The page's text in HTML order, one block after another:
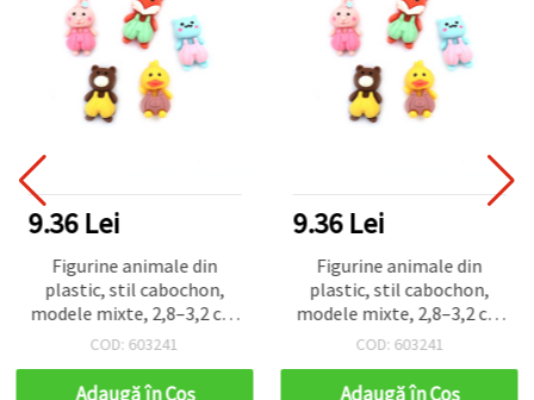
9.36 Lei
Figurine animale din
plastic, stil cabochon,
modele mixte, 2,8–3,2 cm
– set de 10 bucăți
COD: 603241
Adaugă în Coş
9.36 Lei
Figurine animale din
plastic, stil cabochon,
modele mixte, 2,8–3,2 cm
– set de 10 bucăți
COD: 603241
Adaugă în Coş